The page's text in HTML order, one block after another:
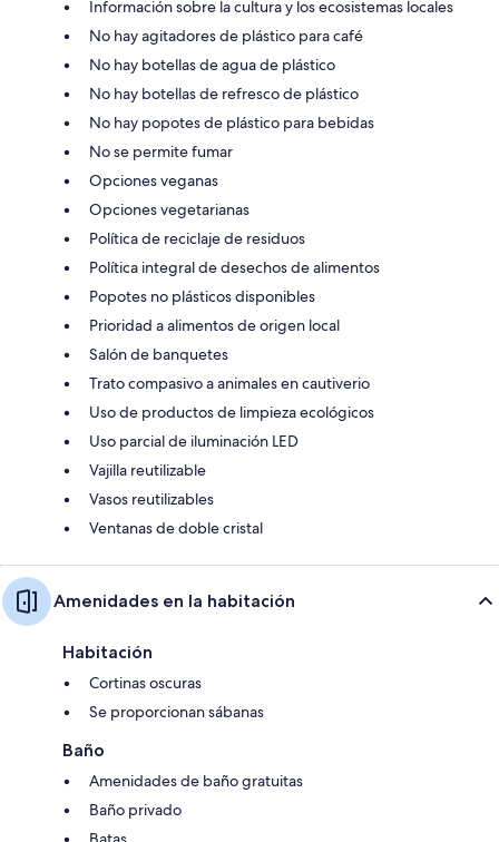
Información sobre la cultura y los ecosistemas locales
No hay agitadores de plástico para café
No hay botellas de agua de plástico
No hay botellas de refresco de plástico
No hay popotes de plástico para bebidas
No se permite fumar
Opciones veganas
Opciones vegetarianas
Política de reciclaje de residuos
Política integral de desechos de alimentos
Popotes no plásticos disponibles
Prioridad a alimentos de origen local
Salón de banquetes
Trato compasivo a animales en cautiverio
Uso de productos de limpieza ecológicos
Uso parcial de iluminación LED
Vajilla reutilizable
Vasos reutilizables
Ventanas de doble cristal
Amenidades en la habitación
Habitación
Cortinas oscuras
Se proporcionan sábanas
Baño
Amenidades de baño gratuitas
Baño privado